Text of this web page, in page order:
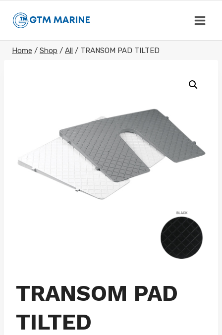
Home / Shop / All / TRANSOM PAD TILTED
TRANSOM PAD
TILTED